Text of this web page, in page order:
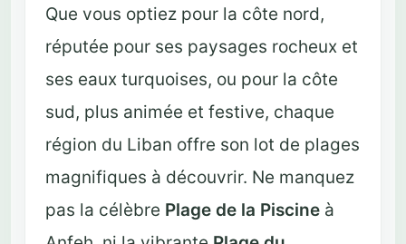
Que vous optiez pour la côte nord,
réputée pour ses paysages rocheux et
ses eaux turquoises, ou pour la côte
sud, plus animée et festive, chaque
région du Liban offre son lot de plages
magnifiques à découvrir. Ne manquez
pas la célèbre Plage de la Piscineà